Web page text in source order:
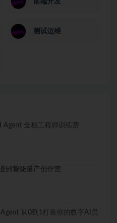
前端开发
测试运维
Agent 全栈工程师训练营
剧智能量产创作营
从0到1打造你的数字AI员